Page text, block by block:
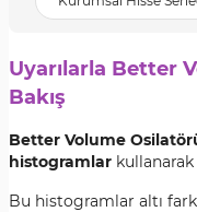
Uyarılarla Better
Bakış
Better Volume
histogramlar
Bu histogramlar altı